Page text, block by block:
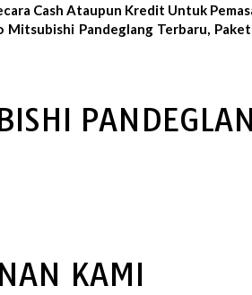
Cash Ataupun Kredit Untuk
Pandeglang Terbaru,
KAMI